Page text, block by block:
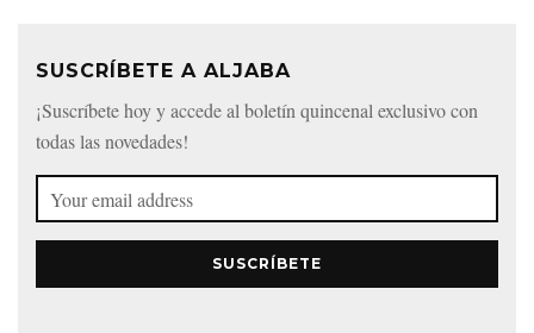
SUSCRÍBETE A ALJABA
¡Suscríbete hoy y accede al boletín quincenal exclusivo con
todas las novedades!
SUSCRÍBETE